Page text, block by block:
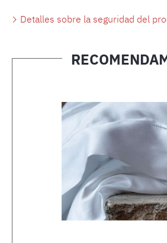
Detalles sobre la seguridad del